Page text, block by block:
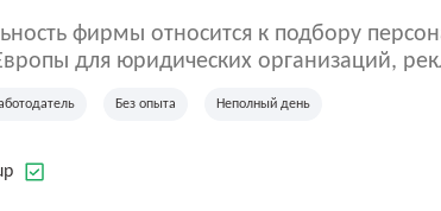
фирмы относится к подбору
для юридических организаций,
Без опыта Неполный день